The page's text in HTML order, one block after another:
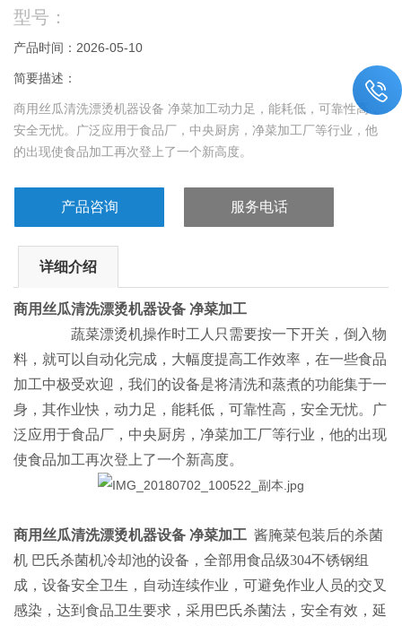
型号：
产品时间：2026-05-10
简要描述：
商用丝瓜清洗漂烫机器设备 净菜加工动力足，能耗低，可靠性高，
安全无忧。广泛应用于食品厂，中央厨房，净菜加工厂等行业，他
的出现使食品加工再次登上了一个新高度。
产品咨询 服务电话
详细介绍
商用丝瓜清洗漂烫机器设备 净菜加工
蔬菜漂烫机操作时工人只需要按一下开关，倒入物
料，就可以自动化完成，大幅度提高工作效率，在一些食品
加工中极受欢迎，我们的设备是将清洗和蒸煮的功能集于一
身，其作业快，动力足，能耗低，可靠性高，安全无忧。广
泛应用于食品厂，中央厨房，净菜加工厂等行业，他的出现
使食品加工再次登上了一个新高度。
商用丝瓜清洗漂烫机器设备 净菜加工 酱腌菜包装后的杀菌
机 巴氏杀菌机冷却池的设备，全部用食品级304不锈钢组
成，设备安全卫生，自动连续作业，可避免作业人员的交叉
感染，达到食品卫生要求，采用巴氏杀菌法，安全有效，延